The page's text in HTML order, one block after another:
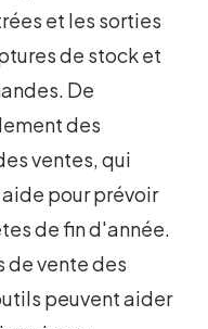
et les sorties
de stock et
De
des
ventes, qui
pour prévoir
de fin d'année.
de vente des
peuvent aider